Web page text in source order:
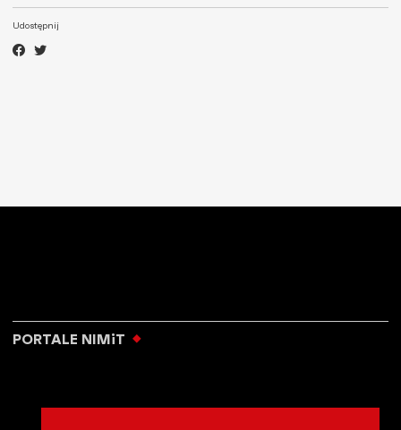
Udostępnij
PORTALE NIMiT